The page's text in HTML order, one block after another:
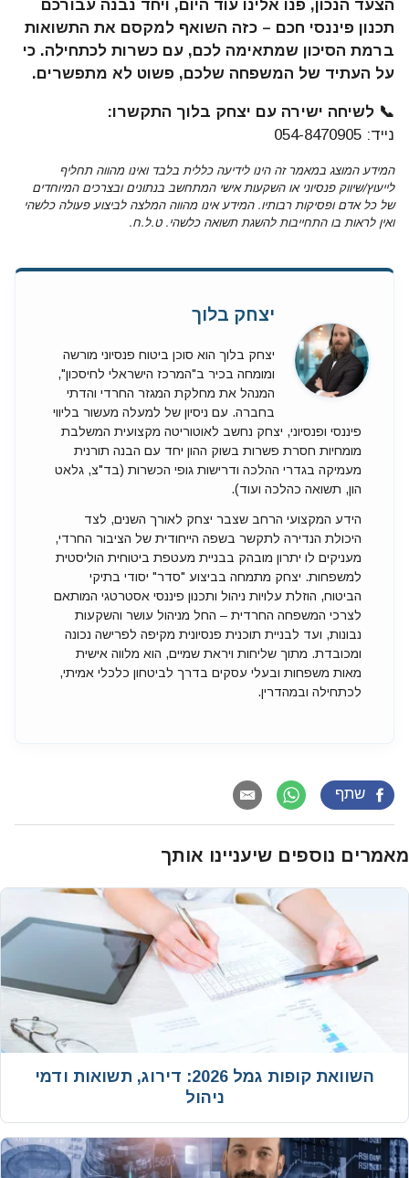
הצעד הנכון, פנו אלינו עוד היום, ויחד נבנה עבורכם
תכנון פיננסי חכם – כזה השואף למקסם את התשואות
ברמת הסיכון שמתאימה לכם, עם כשרות לכתחילה. כי
על העתיד של המשפחה שלכם, פשוט לא מתפשרים.
📞 לשיחה ישירה עם יצחק בלוך התקשרו:
נייד: 054-8470905
המידע המוצג במאמר זה הינו לידיעה כללית בלבד ואינו מהווה תחליף
לייעוץ/שיווק פנסיוני או השקעות אישי המתחשב בנתונים ובצרכים המיוחדים
של כל אדם ופסיקות רבותיו. המידע אינו מהווה המלצה לביצוע פעולה כלשהי
ואין לראות בו התחייבות להשגת תשואה כלשהי. ט.ל.ח.
יצחק בלוך
יצחק בלוך הוא סוכן ביטוח פנסיוני מורשה
ומומחה בכיר ב"המרכז הישראלי לחיסכון",
המנהל את מחלקת המגזר החרדי והדתי
בחברה. עם ניסיון של למעלה מעשור בליווי
פיננסי ופנסיוני, יצחק נחשב לאוטוריטה מקצועית המשלבת
מומחיות חסרת פשרות בשוק ההון יחד עם הבנה תורנית
מעמיקה בגדרי ההלכה ודרישות גופי הכשרות (בד"צ, גלאט
הון, תשואה כהלכה ועוד).
הידע המקצועי הרחב שצבר יצחק לאורך השנים, לצד
היכולת הנדירה לתקשר בשפה הייחודית של הציבור החרדי,
מעניקים לו יתרון מובהק בבניית מעטפת ביטוחית הוליסטית
למשפחות. יצחק מתמחה בביצוע "סדר" יסודי בתיקי
הביטוח, הוזלת עלויות ניהול ותכנון פיננסי אסטרטגי המותאם
לצרכי המשפחה החרדית – החל מניהול עושר והשקעות
נבונות, ועד לבניית תוכנית פנסיונית מקיפה לפרישה נכונה
ומכובדת. מתוך שליחות ויראת שמיים, הוא מלווה אישית
מאות משפחות ובעלי עסקים בדרך לביטחון כלכלי אמיתי,
לכתחילה ובמהדרין.
שתף
מאמרים נוספים שיעניינו אותך
השוואת קופות גמל 2026: דירוג, תשואות ודמי
ניהול